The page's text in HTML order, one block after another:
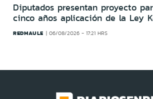
Diputados presentan proyecto
cinco años aplicación de la Ley
REDMAULE 06/08/2026 - 17:21 HRS